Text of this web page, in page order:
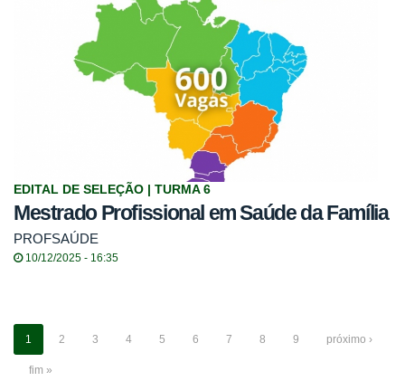
EDITAL DE SELEÇÃO | TURMA 6
Mestrado Profissional em Saúde da Família
PROFSAÚDE
10/12/2025 - 16:35
1 2 3 4 5 6 7 8 9 próximo ›
fim »